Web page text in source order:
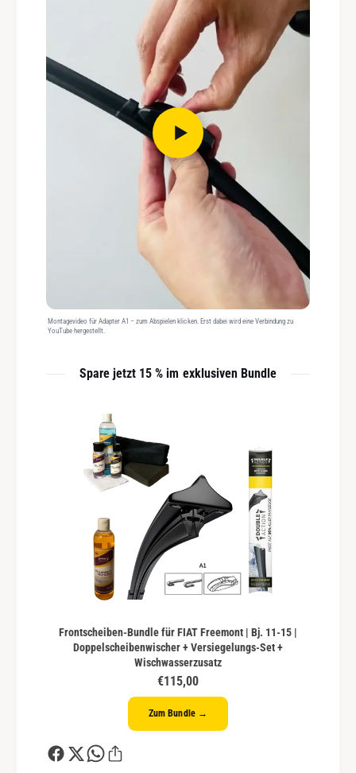
Montagevideo für Adapter A1 – zum Abspielen klicken. Erst dabei wird eine Verbindung zu
YouTube hergestellt.
Spare jetzt 15 % im exklusiven Bundle
Frontscheiben-Bundle für FIAT Freemont | Bj. 11-15 |
Doppelscheibenwischer + Versiegelungs-Set +
Wischwasserzusatz
€115,00
Zum Bundle →